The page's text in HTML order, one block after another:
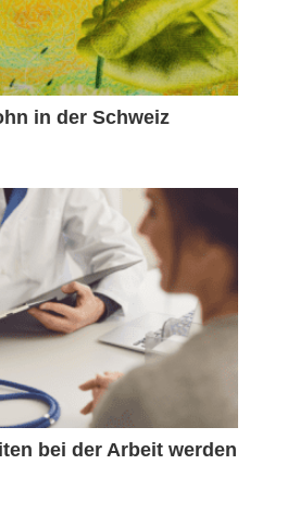
in der Schweiz
bei der Arbeit werden